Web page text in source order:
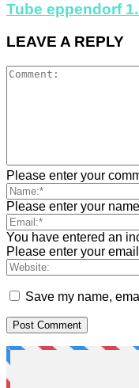
Tube eppendorf
LEAVE A REPLY
Please enter your
Please enter your
You have entered an
Please enter your
Save my name,